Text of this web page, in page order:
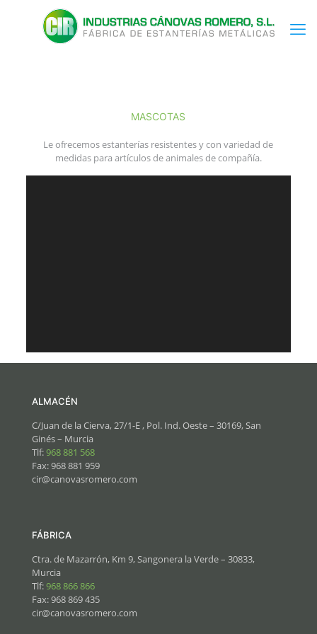
MASCOTAS
Le ofrecemos estanterías resistentes y con variedad de
medidas para artículos de animales de compañía.
ALMACÉN
C/Juan de la Cierva, 27/1-E , Pol. Ind. Oeste – 30169, San
Ginés – Murcia
Tlf:968 881 568
Fax: 968 881 959
cir@canovasromero.com
FÁBRICA
Ctra. de Mazarrón, Km 9, Sangonera la Verde – 30833,
Murcia
Tlf:968 866 866
Fax: 968 869 435
cir@canovasromero.com